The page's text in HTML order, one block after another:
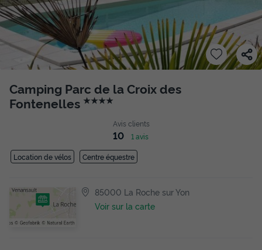
Camping Parc de la Croix des
Fontenelles ★★★★
Avis clients
10 1 avis
Location de vélos Centre équestre
85000 La Roche sur Yon
Voir sur la carte